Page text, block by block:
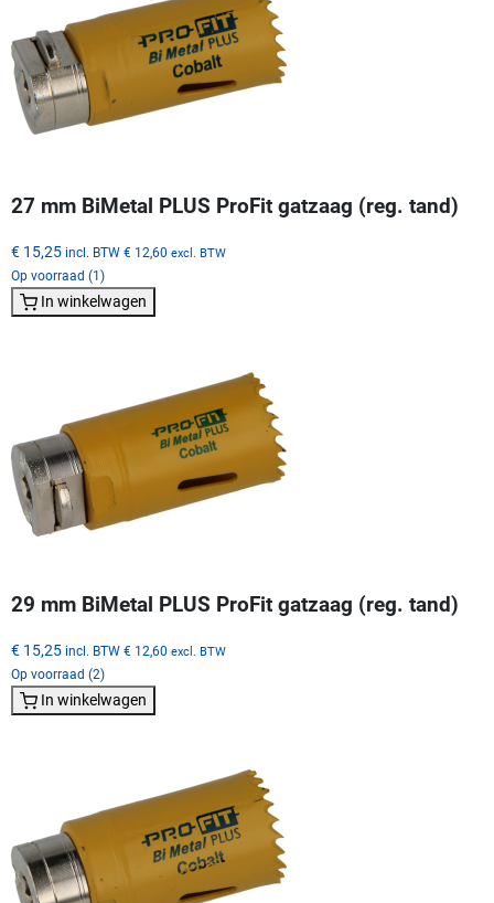
27 mm BiMetal PLUS ProFit gatzaag (reg. tand)
€ 15,25 incl. BTW € 12,60 excl. BTW
Op voorraad (1)
In winkelwagen
29 mm BiMetal PLUS ProFit gatzaag (reg. tand)
€ 15,25 incl. BTW € 12,60 excl. BTW
Op voorraad (2)
In winkelwagen